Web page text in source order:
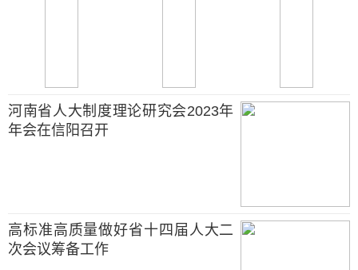
河南省人大制度理论研究会2023年
年会在信阳召开
高标准高质量做好省十四届人大二
次会议筹备工作